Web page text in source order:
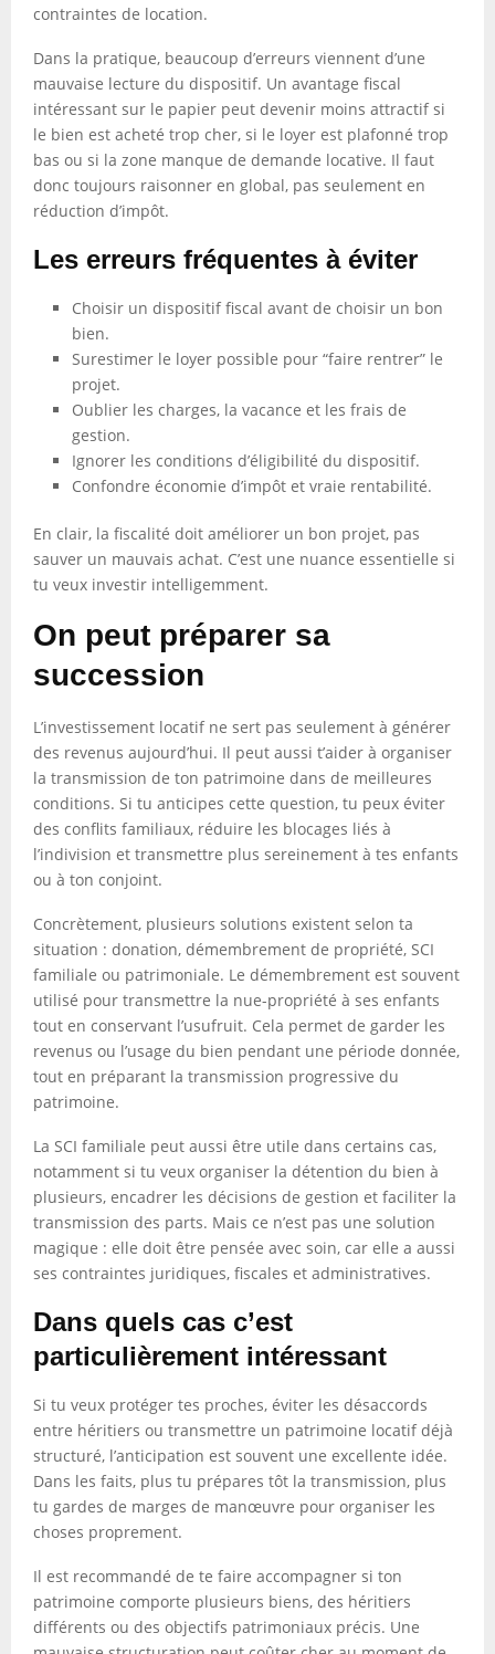
contraintes de location.
Dans la pratique, beaucoup d’erreurs viennent d’une
mauvaise lecture du dispositif. Un avantage fiscal
intéressant sur le papier peut devenir moins attractif si
le bien est acheté trop cher, si le loyer est plafonné trop
bas ou si la zone manque de demande locative. Il faut
donc toujours raisonner en global, pas seulement en
réduction d’impôt.
Les erreurs fréquentes à éviter
Choisir un dispositif fiscal avant de choisir un bon
bien.
Surestimer le loyer possible pour “faire rentrer” le
projet.
Oublier les charges, la vacance et les frais de
gestion.
Ignorer les conditions d’éligibilité du dispositif.
Confondre économie d’impôt et vraie rentabilité.
En clair, la fiscalité doit améliorer un bon projet, pas
sauver un mauvais achat. C’est une nuance essentielle si
tu veux investir intelligemment.
On peut préparer sa
succession
L’investissement locatif ne sert pas seulement à générer
des revenus aujourd’hui. Il peut aussi t’aider à organiser
la transmission de ton patrimoine dans de meilleures
conditions. Si tu anticipes cette question, tu peux éviter
des conflits familiaux, réduire les blocages liés à
l’indivision et transmettre plus sereinement à tes enfants
ou à ton conjoint.
Concrètement, plusieurs solutions existent selon ta
situation : donation, démembrement de propriété, SCI
familiale ou patrimoniale. Le démembrement est souvent
utilisé pour transmettre la nue-propriété à ses enfants
tout en conservant l’usufruit. Cela permet de garder les
revenus ou l’usage du bien pendant une période donnée,
tout en préparant la transmission progressive du
patrimoine.
La SCI familiale peut aussi être utile dans certains cas,
notamment si tu veux organiser la détention du bien à
plusieurs, encadrer les décisions de gestion et faciliter la
transmission des parts. Mais ce n’est pas une solution
magique : elle doit être pensée avec soin, car elle a aussi
ses contraintes juridiques, fiscales et administratives.
Dans quels cas c’est
particulièrement intéressant
Si tu veux protéger tes proches, éviter les désaccords
entre héritiers ou transmettre un patrimoine locatif déjà
structuré, l’anticipation est souvent une excellente idée.
Dans les faits, plus tu prépares tôt la transmission, plus
tu gardes de marges de manœuvre pour organiser les
choses proprement.
Il est recommandé de te faire accompagner si ton
patrimoine comporte plusieurs biens, des héritiers
différents ou des objectifs patrimoniaux précis. Une